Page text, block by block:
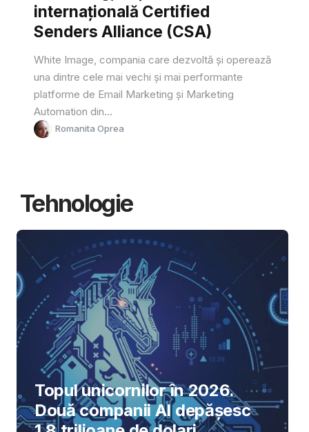
internațională Certified
Senders Alliance (CSA)
White Image, compania care dezvoltă și operează
una dintre cele mai vechi și mai performante
platforme de Email Marketing și Marketing
Automation din...
Romanita Oprea
Tehnologie
Topul unicornilor în 2026.
Două companii AI depășesc